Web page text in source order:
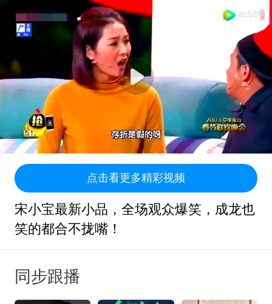
点击看更多精彩视频
宋小宝最新小品，全场观众爆笑，成龙也
笑的都合不拢嘴！
同步跟播